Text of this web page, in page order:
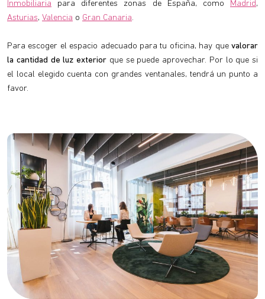
Inmobiliaria para diferentes zonas de España, como Madrid,
Asturias, Valencia o Gran Canaria.
Para escoger el espacio adecuado para tu oficina, hay que valorar
la cantidad de luz exterior que se puede aprovechar. Por lo que si
el local elegido cuenta con grandes ventanales, tendrá un punto a
favor.